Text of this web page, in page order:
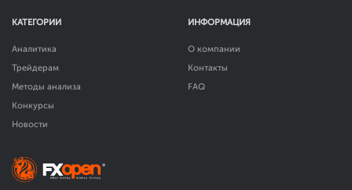
КАТЕГОРИИ
Аналитика
Трейдерам
Методы анализа
Конкурсы
Новости
ИНФОРМАЦИЯ
О компании
Контакты
FAQ